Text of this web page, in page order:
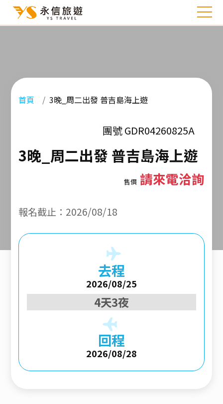
首頁 3晚_周二出發 普吉島海上遊
團號 GDR04260825A
3晚_周二出發 普吉島海上遊
售價請來電洽詢
報名截止：2026/08/18
去程
2026/08/25
4天3夜
回程
2026/08/28